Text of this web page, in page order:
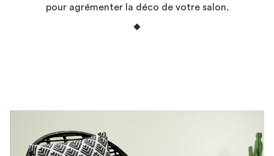
pour agrémenter la déco de votre salon.